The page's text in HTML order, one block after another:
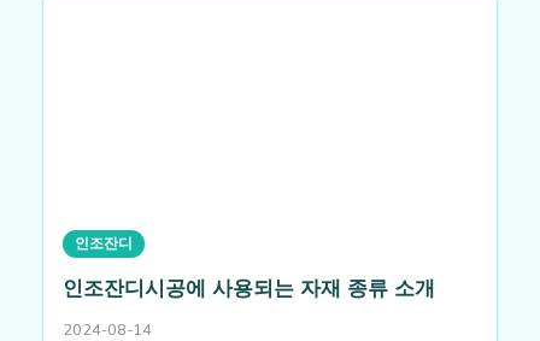
인조잔디
인조잔디시공에 사용되는 자재 종류 소개
2024-08-14